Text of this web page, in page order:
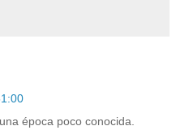
época poco conocida.